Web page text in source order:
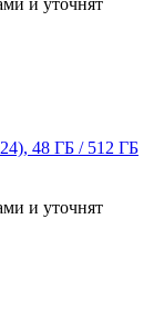
48 ГБ / 512 ГБ
и уточнят